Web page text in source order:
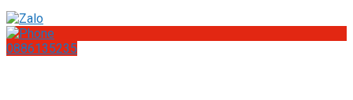
0886135235